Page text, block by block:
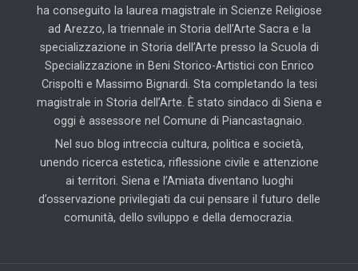
ha conseguito la laurea magistrale in Scienze Religiose
ad Arezzo, la triennale in Storia dell’Arte Sacra e la
specializzazione in Storia dell’Arte presso la Scuola di
Specializzazione in Beni Storico-Artistici con Enrico
Crispolti e Massimo Bignardi. Sta completando la tesi
magistrale in Storia dell’Arte. È stato sindaco di Siena e
oggi è assessore nel Comune di Piancastagnaio.
Nel suo blog intreccia cultura, politica e società,
unendo ricerca estetica, riflessione civile e attenzione
ai territori. Siena e l’Amiata diventano luoghi
d’osservazione privilegiati da cui pensare il futuro delle
comunità, dello sviluppo e della democrazia.